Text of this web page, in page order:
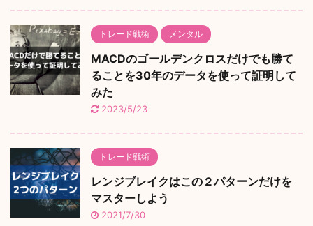
トレード戦術 メンタル
MACDのゴールデンクロスだけでも勝て
ることを30年のデータを使って証明して
みた
2023/5/23
トレード戦術
レンジブレイクはこの２パターンだけを
マスターしよう
2021/7/30